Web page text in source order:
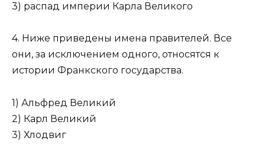
3) распад империи Карла Великого
4. Ниже приведены имена правителей. Все
они, за исключением одного, относятся к
истории Франкского государства.
1) Альфред Великий
2) Карл Великий
3) Хлодвиг